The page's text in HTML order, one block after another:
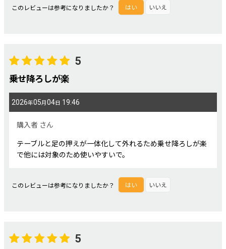
このレビューは参考になりましたか？ はい いいえ
5
乗せ降ろしが楽
2026年05月04日 19:46
購入者 さん
テーブルと足の押えが一体化して外れるため乗せ降ろしが楽
で他には対象のため使いやすいで。
このレビューは参考になりましたか？ はい いいえ
5